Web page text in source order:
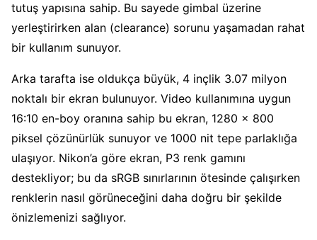
tutuş yapısına sahip. Bu sayede gimbal üzerine
yerleştirirken alan (clearance) sorunu yaşamadan rahat
bir kullanım sunuyor.
Arka tarafta ise oldukça büyük, 4 inçlik 3.07 milyon
noktalı bir ekran bulunuyor. Video kullanımına uygun
16:10 en-boy oranına sahip bu ekran, 1280 x 800
piksel çözünürlük sunuyor ve 1000 nit tepe parlaklığa
ulaşıyor. Nikon’a göre ekran, P3 renk gamını
destekliyor; bu da sRGB sınırlarının ötesinde çalışırken
renklerin nasıl görüneceğini daha doğru bir şekilde
önizlemenizi sağlıyor.